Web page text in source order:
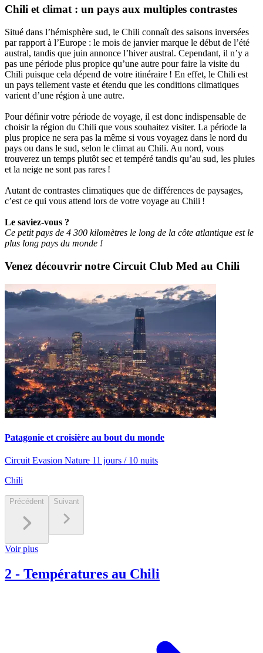
Chili et climat : un pays aux multiples contrastes
Situé dans l’hémisphère sud, le Chili connaît des saisons inversées
par rapport à l’Europe : le mois de janvier marque le début de l’été
austral, tandis que juin annonce l’hiver austral. Cependant, il n’y a
pas une période plus propice qu’une autre pour faire la visite du
Chili puisque cela dépend de votre itinéraire ! En effet, le Chili est
un pays tellement vaste et étendu que les conditions climatiques
varient d’une région à une autre.
Pour définir votre période de voyage, il est donc indispensable de
choisir la région du Chili que vous souhaitez visiter. La période la
plus propice ne sera pas la même si vous voyagez dans le nord du
pays ou dans le sud, selon le climat au Chili. Au nord, vous
trouverez un temps plutôt sec et tempéré tandis qu’au sud, les pluies
et la neige ne sont pas rares !
Autant de contrastes climatiques que de différences de paysages,
c’est ce qui vous attend lors de votre voyage au Chili !
Le saviez-vous ?
Ce petit pays de 4 300 kilomètres le long de la côte atlantique est le
plus long pays du monde !
Venez découvrir notre Circuit Club Med au Chili
Patagonie et croisière au bout du monde
Circuit Evasion Nature 11 jours / 10 nuits
Chili
Précédent Suivant
Voir plus
2 - Températures au Chili